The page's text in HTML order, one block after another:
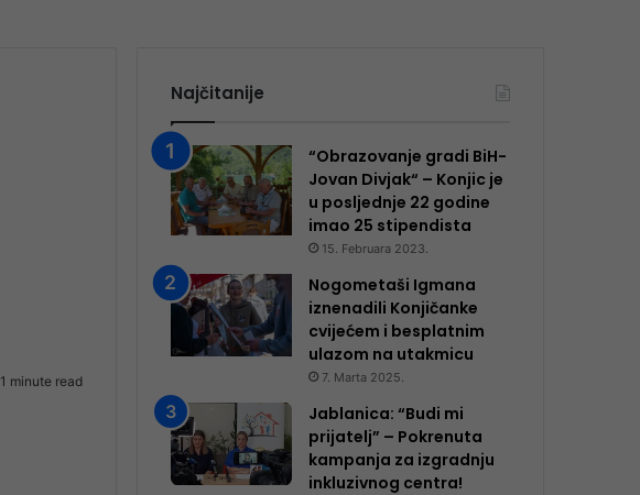
1 minute read
Najčitanije
“Obrazovanje gradi BiH-
Jovan Divjak“ – Konjic je
u posljednje 22 godine
imao 25 ​​stipendista
15. Februara 2023.
Nogometaši Igmana
iznenadili Konjičanke
cvijećem i besplatnim
ulazom na utakmicu
7. Marta 2025.
Jablanica: “Budi mi
prijatelj” – Pokrenuta
kampanja za izgradnju
inkluzivnog centra!